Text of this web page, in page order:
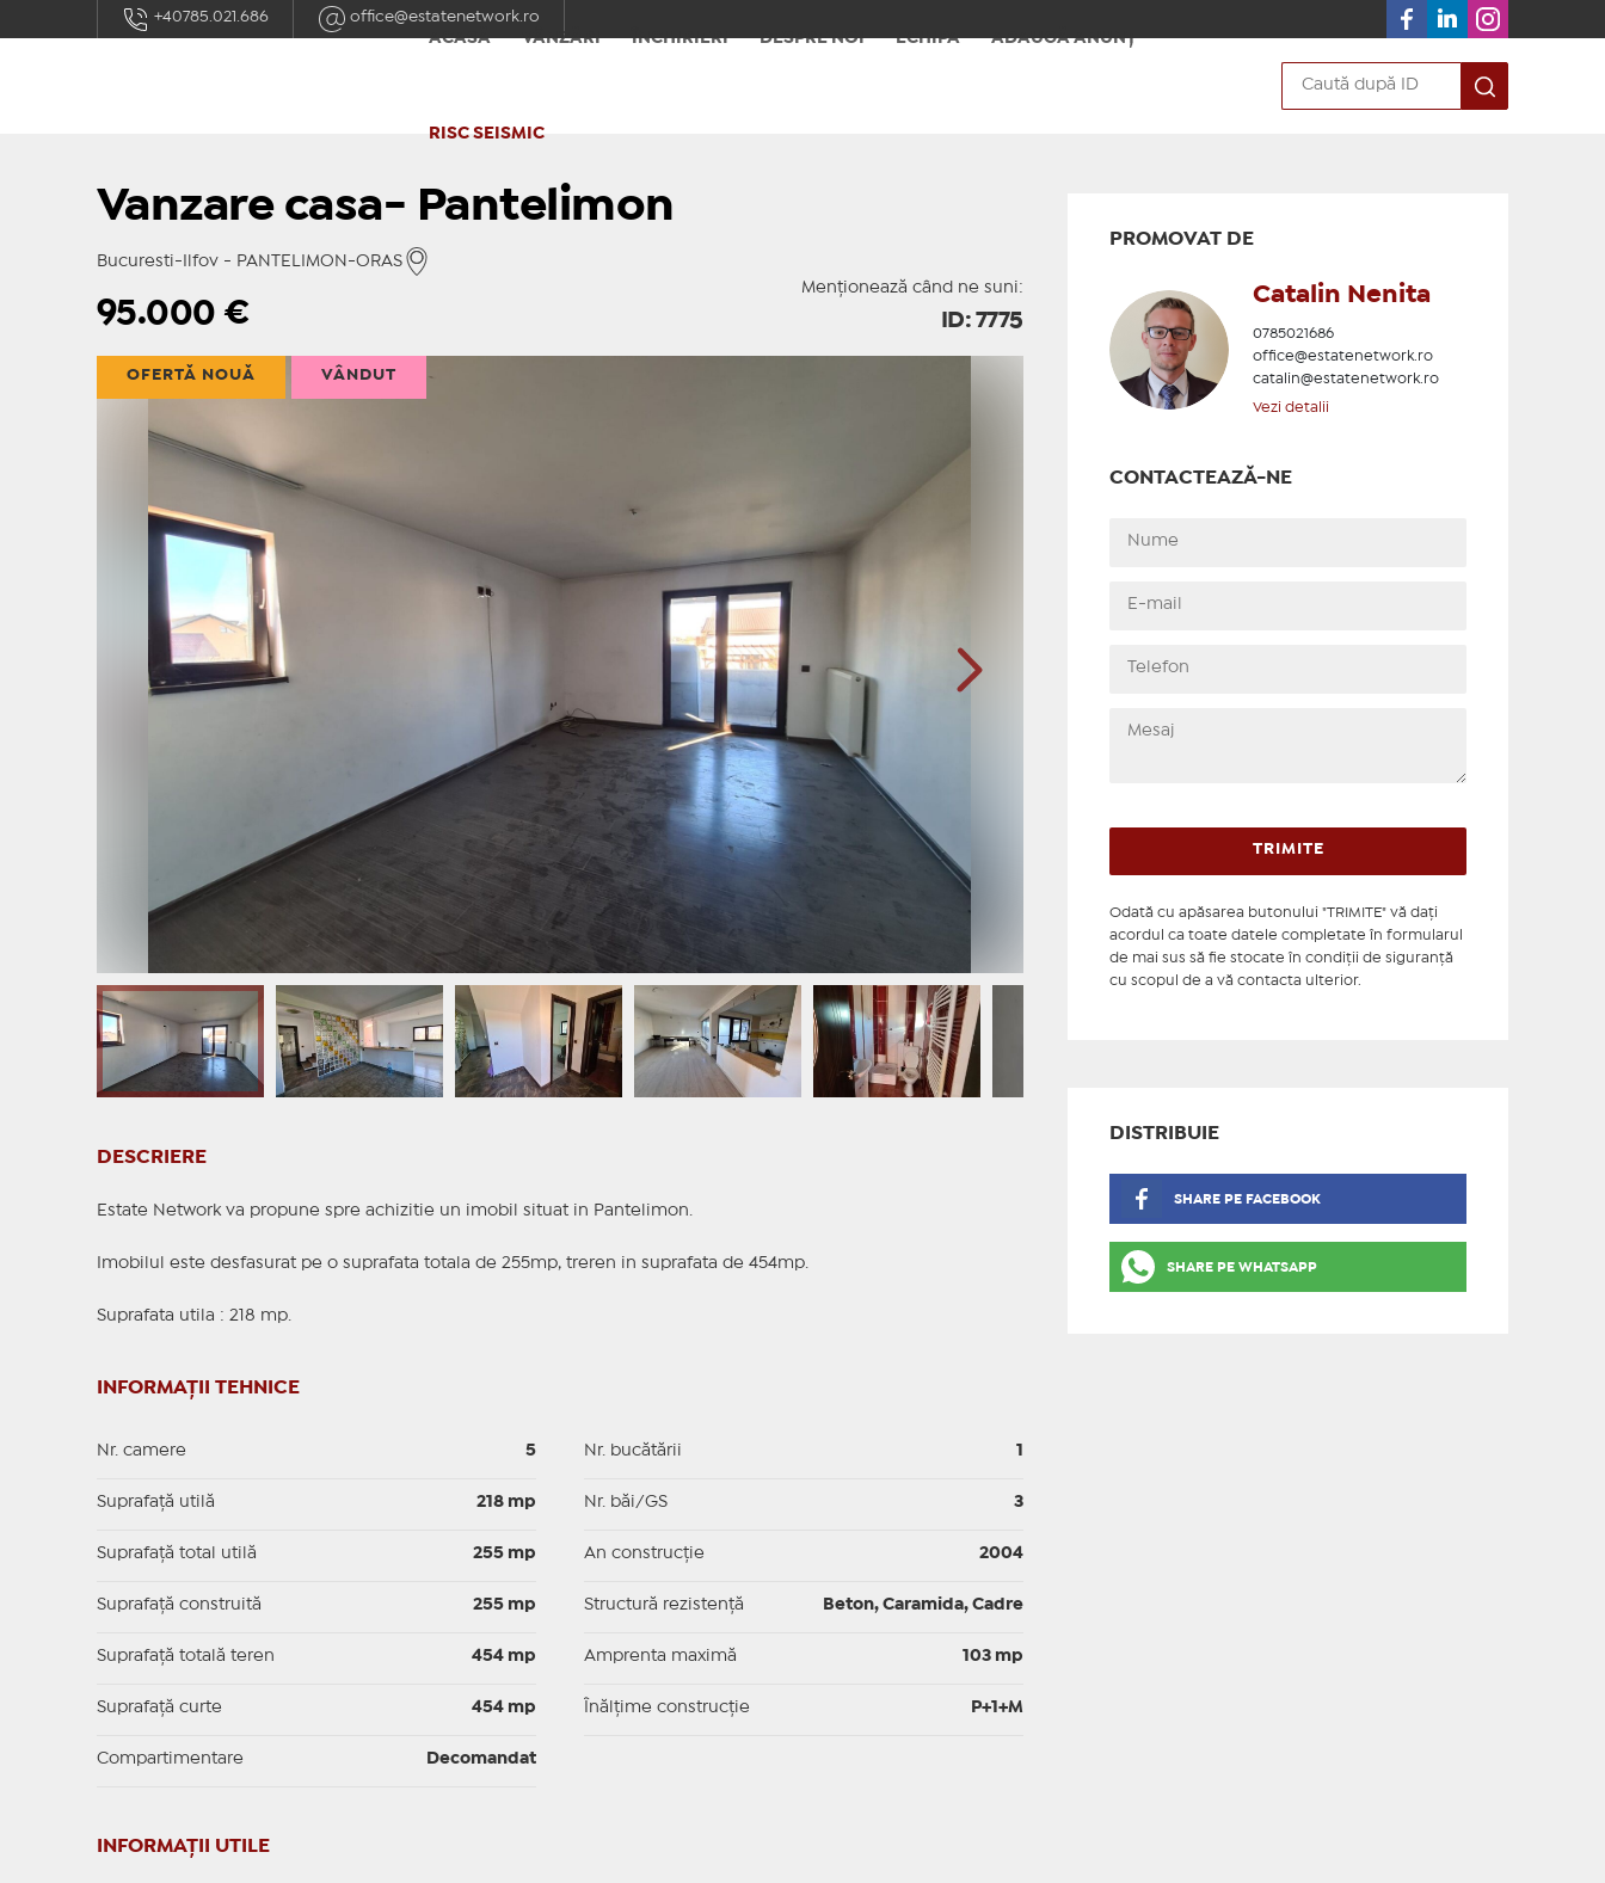
+40785.021.686
office@estatenetwork.ro
ACASĂ
VÂNZĂRI ÎNCHIRIERI DESPRE NOI ECHIPA ADAUGĂ ANUNȚ
RISC SEISMIC
Vanzare casa- Pantelimon
Bucuresti-Ilfov - PANTELIMON-ORAS
Menționează când ne suni:
95.000€ ID: 7775
OFERTĂ NOUĂ VÂNDUT
DESCRIERE
Estate Network va propune spre achizitie un imobil situat in Pantelimon.
Imobilul este desfasurat pe o suprafata totala de 255mp, treren in suprafata de 454mp.
Suprafata utila : 218 mp.
INFORMAȚII TEHNICE
Nr. camere 5
Suprafaţă utilă 218 mp
Suprafaţă total utilă 255 mp
Suprafaţă construită 255 mp
Suprafață totală teren 454 mp
Suprafaţă curte 454 mp
Compartimentare Decomandat
Nr. bucătării
Nr. băi/GS 3
An construcție 2004
Structură rezistență Beton, Caramida, Cadre
Amprenta maximă 103 mp
Înălțime construcție P+1+M
INFORMAŢII UTILE
PROMOVAT DE
Catalin Nenita
0785021686
office@estatenetwork.ro
catalin@estatenetwork.ro
Vezi detalii
CONTACTEAZĂ-NE
Odată cu apăsarea butonului "TRIMITE" vă daţi
acordul ca toate datele completate în formularul
de mai sus să fie stocate în condiţii de siguranţă
cu scopul de a vă contacta ulterior.
DISTRIBUIE
SHARE PE FACEBOOK
SHARE PE WHATSAPP